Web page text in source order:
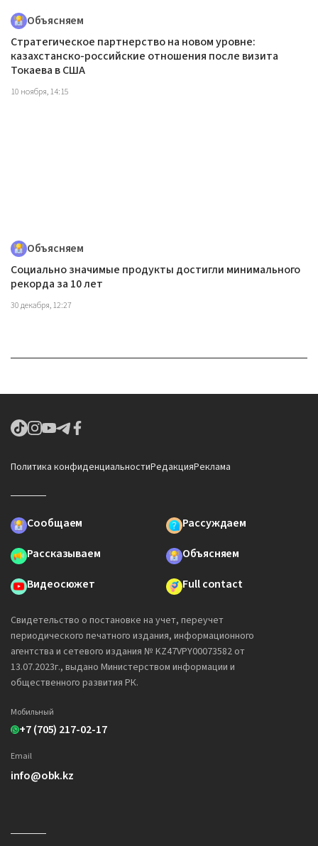
Объясняем
Стратегическое партнерство на новом уровне:
казахстанско-российские отношения после визита
Токаева в США
10 ноября, 14:15
Объясняем
Социально значимые продукты достигли минимального
рекорда за 10 лет
30 декабря, 12:27
Политика конфиденциальностиРедакцияРеклама
Сообщаем
Рассуждаем
Рассказываем
Объясняем
Видеосюжет
Full contact
Свидетельство о постановке на учет, переучет
периодического печатного издания, информационного
агентства и сетевого издания № KZ47VPY00073582 от
13.07.2023г., выдано Министерством информации и
общественного развития РК.
Мобильный
+7 (705) 217-02-17
Email
info@obk.kz